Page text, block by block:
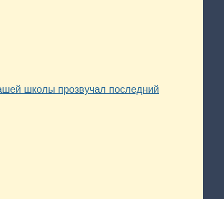
школы прозвучал последний